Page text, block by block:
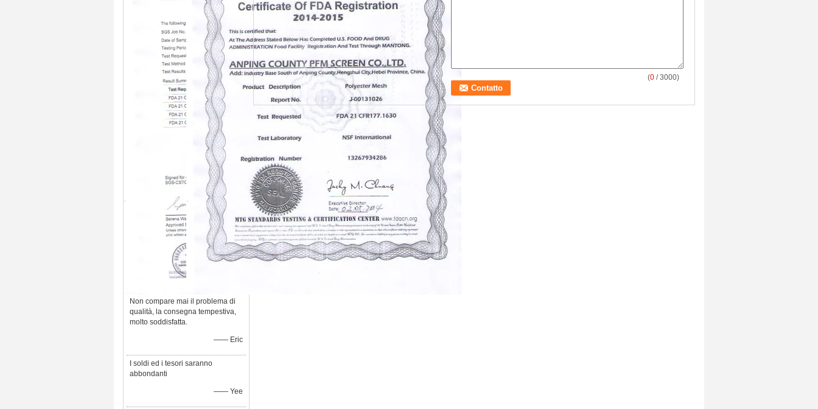
Non compare mai il problema di
qualità, la consegna tempestiva,
molto soddisfatta.
—— Eric
I soldi ed i tesori saranno
abbondanti
—— Yee
(0 / 3000)